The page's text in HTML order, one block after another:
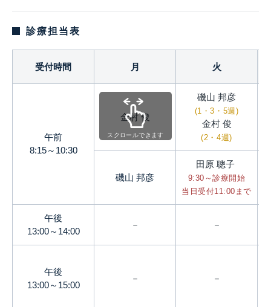
診療担当表
受付時間 月 火
午前
8:15～10:30
金村 俊
磯山 邦彦
(1・3・5週)
金村 俊
(2・4週)
磯山 邦彦
田原 聰子
9:30～診療開始
当日受付11:00まで
午後
13:00～14:00
－ －
午後
13:00～15:00
－ －
スクロールできます